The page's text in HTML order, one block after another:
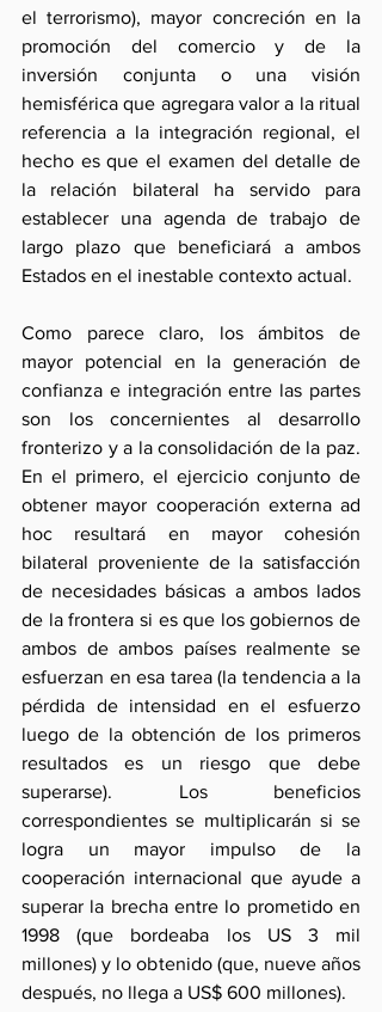
el terrorismo), mayor concreción en la
promoción del comercio y de la
inversión conjunta o una visión
hemisférica que agregara valor a la ritual
referencia a la integración regional, el
hecho es que el examen del detalle de
la relación bilateral ha servido para
establecer una agenda de trabajo de
largo plazo que beneficiará a ambos
Estados en el inestable contexto actual.
Como parece claro, los ámbitos de
mayor potencial en la generación de
confianza e integración entre las partes
son los concernientes al desarrollo
fronterizo y a la consolidación de la paz.
En el primero, el ejercicio conjunto de
obtener mayor cooperación externa ad
hoc resultará en mayor cohesión
bilateral proveniente de la satisfacción
de necesidades básicas a ambos lados
de la frontera si es que los gobiernos de
ambos de ambos países realmente se
esfuerzan en esa tarea (la tendencia a la
pérdida de intensidad en el esfuerzo
luego de la obtención de los primeros
resultados es un riesgo que debe
superarse). Los beneficios
correspondientes se multiplicarán si se
logra un mayor impulso de la
cooperación internacional que ayude a
superar la brecha entre lo prometido en
1998 (que bordeaba los US 3 mil
millones) y lo obtenido (que, nueve años
después, no llega a US$ 600 millones).